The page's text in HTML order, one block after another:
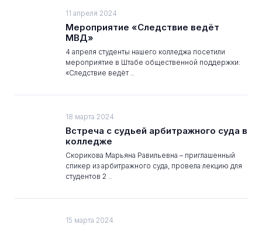
11 апреля 2024
Мероприятие «Следствие ведёт
МВД»
4 апреля студенты нашего колледжа посетили
мероприятие в Штабе общественной поддержки:
«Следствие ведёт ..
18 марта 2024
Встреча с судьей арбитражного суда в
колледже
Скорикова Марьяна Равильевна – приглашенный
спикер из арбитражного суда, провела лекцию для
студентов 2 ..
15 марта 2024